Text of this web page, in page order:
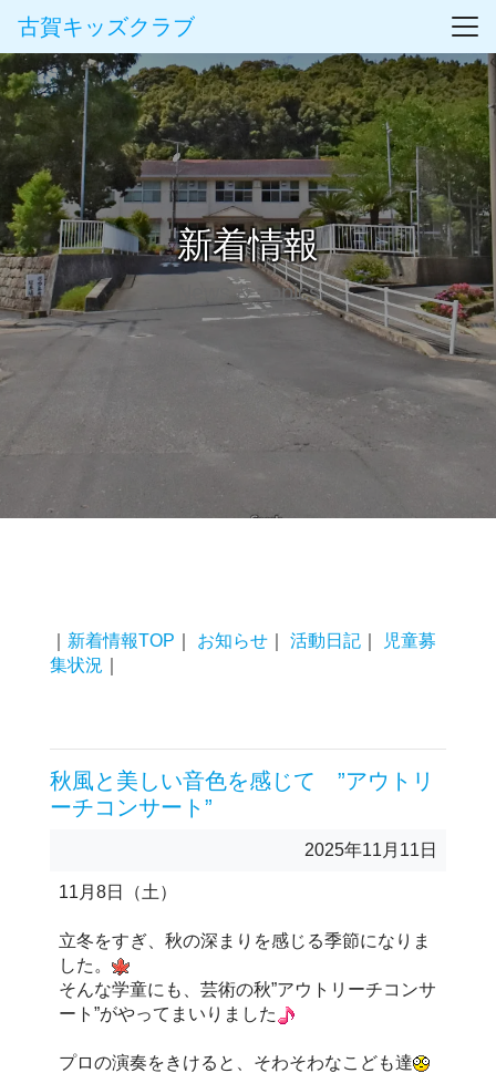
古賀キッズクラブ
新着情報
News & Topics
新着情報TOP お知らせ 活動日記
児童募
集状況
秋風と美しい音色を感じて ”アウトリ
ーチコンサート”
2025年11月11日
11月8日（土）
立冬をすぎ、秋の深まりを感じる季節になりま
した。
そんな学童にも、芸術の秋”アウトリーチコンサ
ート”がやってまいりました
プロの演奏をきけると、そわそわなこども達